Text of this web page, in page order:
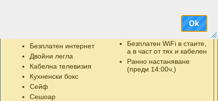
групи над 15 души и база на настаняване НВ, вечерята също се
на гостите си 24 часова рецепция, детегледачка, пране и гладене, сейф на
станция на лифта.
ваканция ние Ви предлагаме и множество развлечения извън хотела.
Безплатен интернет
Двойни легла
Кабелна телевизия
Кухненски бокс
Сейф
Сешоар
Безплатен WiFi в
общите части и в част от
Безплатен WiFi в стаите,
а в част от тях и кабелен
Ранно настаняване
(преди 14:00ч.)
Ok